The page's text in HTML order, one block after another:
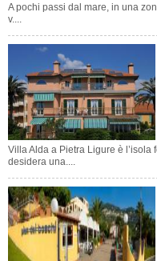
A pochi passi dal mare, in una
v....
Villa Alda a Pietra Ligure è l’isola
desidera una....